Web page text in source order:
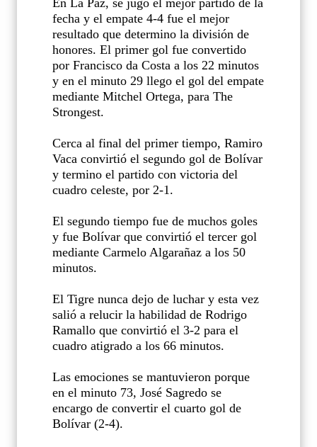
En La Paz, se jugó el mejor partido de la
fecha y el empate 4-4 fue el mejor
resultado que determino la división de
honores. El primer gol fue convertido
por Francisco da Costa a los 22 minutos
y en el minuto 29 llego el gol del empate
mediante Mitchel Ortega, para The
Strongest.
Cerca al final del primer tiempo, Ramiro
Vaca convirtió el segundo gol de Bolívar
y termino el partido con victoria del
cuadro celeste, por 2-1.
El segundo tiempo fue de muchos goles
y fue Bolívar que convirtió el tercer gol
mediante Carmelo Algarañaz a los 50
minutos.
El Tigre nunca dejo de luchar y esta vez
salió a relucir la habilidad de Rodrigo
Ramallo que convirtió el 3-2 para el
cuadro atigrado a los 66 minutos.
Las emociones se mantuvieron porque
en el minuto 73, José Sagredo se
encargo de convertir el cuarto gol de
Bolívar (2-4).